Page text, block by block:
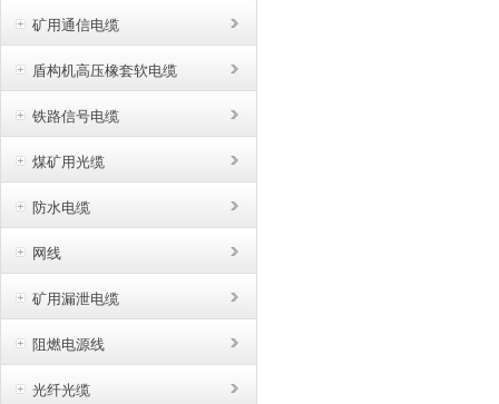
矿用通信电缆
盾构机高压橡套软电缆
铁路信号电缆
煤矿用光缆
防水电缆
网线
矿用漏泄电缆
阻燃电源线
光纤光缆